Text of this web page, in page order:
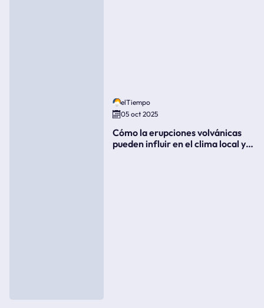
elTiempo
05 oct 2025
Cómo la erupciones volvánicas
pueden influir en el clima local y